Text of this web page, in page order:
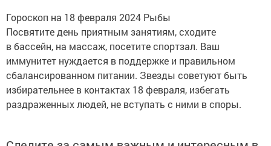
Гороскоп на 18 февраля 2024 Рыбы
Посвятите день приятным занятиям, сходите
в бассейн, на массаж, посетите спортзал. Ваш
иммунитет нуждается в поддержке и правильном
сбалансированном питании. Звезды советуют быть
избирательнее в контактах 18 февраля, избегать
раздраженных людей, не вступать с ними в споры.